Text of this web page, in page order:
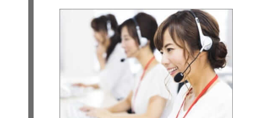
アコムとレイクどっちがいい
の？ カードローンの選び方を徹
底解説！
プロミスの返済方法を徹底解
説！ もっとも便利でお得な返済